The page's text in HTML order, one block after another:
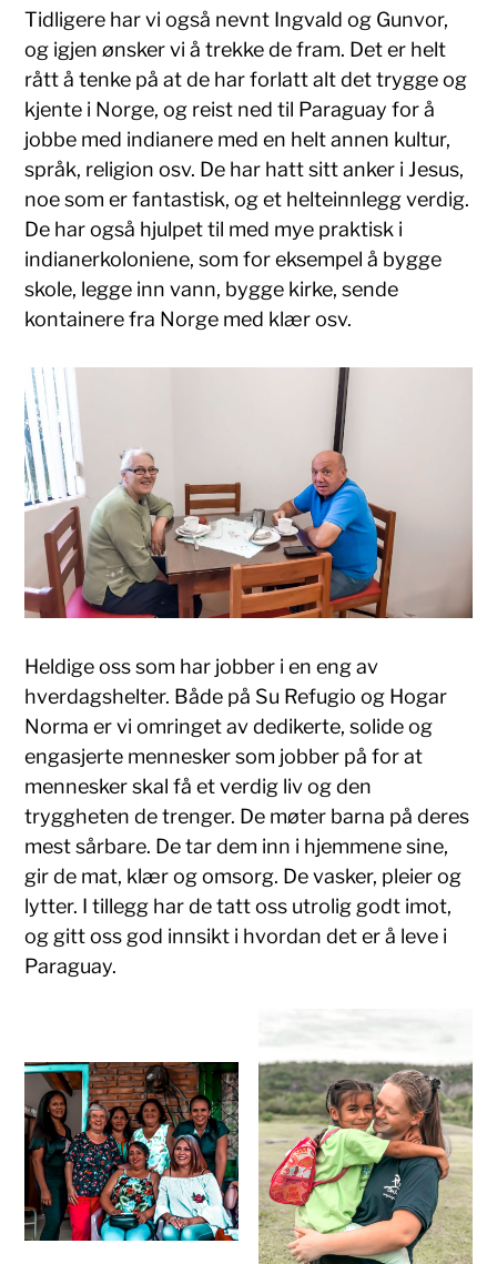
Tidligere har vi også nevnt Ingvald og Gunvor,
og igjen ønsker vi å trekke de fram. Det er helt
rått å tenke på at de har forlatt alt det trygge og
kjente i Norge, og reist ned til Paraguay for å
jobbe med indianere med en helt annen kultur,
språk, religion osv. De har hatt sitt anker i Jesus,
noe som er fantastisk, og et helteinnlegg verdig.
De har også hjulpet til med mye praktisk i
indianerkoloniene, som for eksempel å bygge
skole, legge inn vann, bygge kirke, sende
kontainere fra Norge med klær osv.
Heldige oss som har jobber i en eng av
hverdagshelter. Både på Su Refugio og Hogar
Norma er vi omringet av dedikerte, solide og
engasjerte mennesker som jobber på for at
mennesker skal få et verdig liv og den
tryggheten de trenger. De møter barna på deres
mest sårbare. De tar dem inn i hjemmene sine,
gir de mat, klær og omsorg. De vasker, pleier og
lytter. I tillegg har de tatt oss utrolig godt imot,
og gitt oss god innsikt i hvordan det er å leve i
Paraguay.